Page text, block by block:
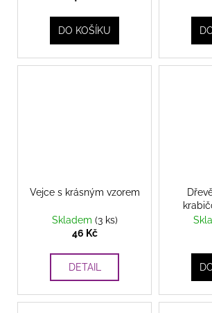
DO KOŠÍKU
Vejce s krásným vzorem
Skladem (3 ks)
46 Kč
DETAIL